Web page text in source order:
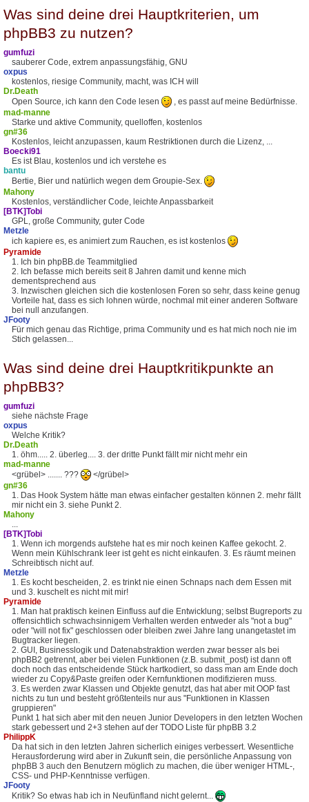
Was sind deine drei Hauptkriterien, um
phpBB3 zu nutzen?
gumfuzi
sauberer Code, extrem anpassungsfähig, GNU
oxpus
kostenlos, riesige Community, macht, was ICH will
Dr.Death
Open Source, ich kann den Code lesen
, es passt auf meine Bedürfnisse.
mad-manne
Starke und aktive Community, quelloffen, kostenlos
gn#36
Kostenlos, leicht anzupassen, kaum Restriktionen durch die Lizenz, ...
Boecki91
Es ist Blau, kostenlos und ich verstehe es
bantu
Bertie, Bier und natürlich wegen dem Groupie-Sex.
Mahony
Kostenlos, verständlicher Code, leichte Anpassbarkeit
[BTK]Tobi
GPL, große Community, guter Code
Metzle
ich kapiere es, es animiert zum Rauchen, es ist kostenlos
Pyramide
1. Ich bin phpBB.de Teammitglied
2. Ich befasse mich bereits seit 8 Jahren damit und kenne mich
dementsprechend aus
3. Inzwischen gleichen sich die kostenlosen Foren so sehr, dass keine genug
Vorteile hat, dass es sich lohnen würde, nochmal mit einer anderen Software
bei null anzufangen.
JFooty
Für mich genau das Richtige, prima Community und es hat mich noch nie im
Stich gelassen...
Was sind deine drei Hauptkritikpunkte an
phpBB3?
gumfuzi
siehe nächste Frage
oxpus
Welche Kritik?
Dr.Death
1. öhm..... 2. überleg.... 3. der dritte Punkt fällt mir nicht mehr ein
mad-manne
<grübel> ....... ???
</grübel>
gn#36
1. Das Hook System hätte man etwas einfacher gestalten können 2. mehr fällt
mir nicht ein 3. siehe Punkt 2.
Mahony
...
[BTK]Tobi
1. Wenn ich morgends aufstehe hat es mir noch keinen Kaffee gekocht. 2.
Wenn mein Kühlschrank leer ist geht es nicht einkaufen. 3. Es räumt meinen
Schreibtisch nicht auf.
Metzle
1. Es kocht bescheiden, 2. es trinkt nie einen Schnaps nach dem Essen mit
und 3. kuschelt es nicht mit mir!
Pyramide
1. Man hat praktisch keinen Einfluss auf die Entwicklung; selbst Bugreports zu
offensichtlich schwachsinnigem Verhalten werden entweder als "not a bug"
oder "will not fix" geschlossen oder bleiben zwei Jahre lang unangetastet im
Bugtracker liegen.
2. GUI, Businesslogik und Datenabstraktion werden zwar besser als bei
phpBB2 getrennt, aber bei vielen Funktionen (z.B. submit_post) ist dann oft
doch noch das entscheidende Stück hartkodiert, so dass man am Ende doch
wieder zu Copy&Paste greifen oder Kernfunktionen modifizieren muss.
3. Es werden zwar Klassen und Objekte genutzt, das hat aber mit OOP fast
nichts zu tun und besteht größtenteils nur aus "Funktionen in Klassen
gruppieren"
Punkt 1 hat sich aber mit den neuen Junior Developers in den letzten Wochen
stark gebessert und 2+3 stehen auf der TODO Liste für phpBB 3.2
PhilippK
Da hat sich in den letzten Jahren sicherlich einiges verbessert. Wesentliche
Herausforderung wird aber in Zukunft sein, die persönliche Anpassung von
phpBB 3 auch den Benutzern möglich zu machen, die über weniger HTML-,
CSS- und PHP-Kenntnisse verfügen.
JFooty
Kritik? So etwas hab ich in Neufünfland nicht gelernt...